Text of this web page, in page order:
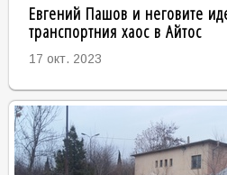
Евгений Пашов и неговите
транспортния хаос в Айтос
17 окт. 2023